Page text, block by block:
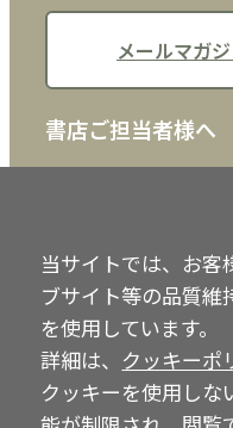
メールマガ
書店ご担当者様へ
書
Copyright © IRH
当サイトでは、お客
ブサイト等の品質維
を使用しています。
詳細は、 クッキーポ
クッキーを使用しな